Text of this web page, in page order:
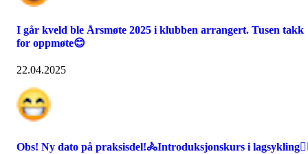
I går kveld ble Årsmøte 2025 i klubben arrangert. Tusen takk
for oppmøte😊
22.04.2025
Obs! Ny dato på praksisdel!🚴Introduksjonskurs i